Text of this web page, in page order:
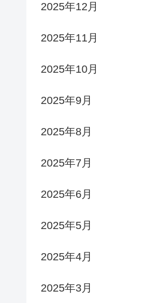
2025年12月
2025年11月
2025年10月
2025年9月
2025年8月
2025年7月
2025年6月
2025年5月
2025年4月
2025年3月